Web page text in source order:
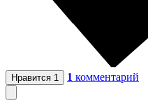
Нравится 1 1 комментарий